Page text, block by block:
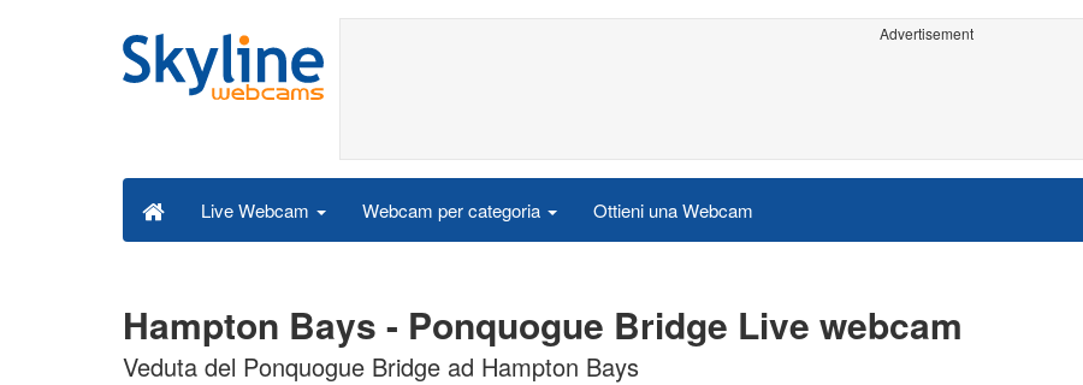
Advertisement
Live Webcam Webcam per categoria Ottieni una Webcam
Hampton Bays - Ponquogue Bridge Live webcam
Veduta del Ponquogue Bridge ad Hampton Bays